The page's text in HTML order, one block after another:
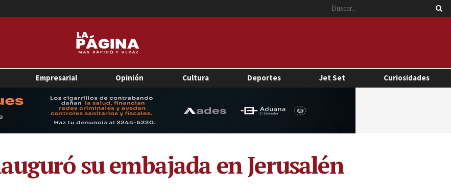
Empresarial Opinión Cultura Deportes Jet Set Curiosidades
su embajada en Jerusalén